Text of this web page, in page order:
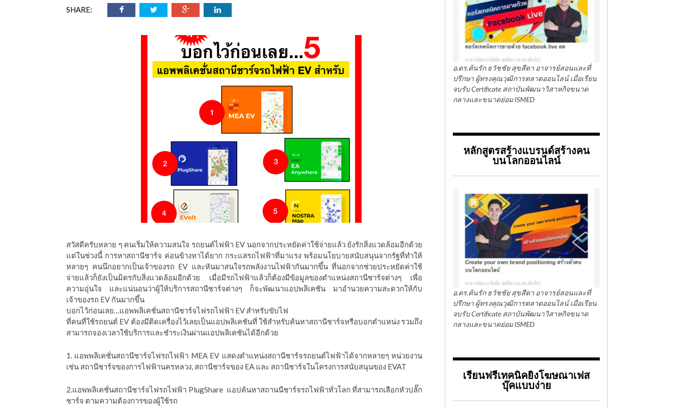
SHARE:
สวัสดีครับหลาย ๆ คนเริ่มให้ความสนใจ รถยนต์ไฟฟ้า EV นอกจากประหยัดค่าใช้จ่ายแล้ว ยังรักสิ่งแวดล้อมอีกด้วย
แต่ในช่วงนี้ การหาสถานีชาร์จ ค่อนข้างหาได้ยาก กระแสรถไฟฟ้าที่มาแรง พร้อมนโยบายสนับสนุนจากรัฐที่ทำให้
หลายๆ คนนึกอยากเป็นเจ้าของรถ EV และหันมาสนใจรถพลังงานไฟฟ้ากันมากขึ้น ที่นอกจากช่วยประหยัดค่าใช้
จ่ายแล้วก็ยังเป็นมิตรกับสิ่งแวดล้อมอีกด้วย เมื่อมีรถไฟฟ้าแล้วก็ต้องมีข้อมูลของตำแหน่งสถานีชาร์จต่างๆ เพื่อ
ความอุ่นใจ และแน่นอนว่าผู้ให้บริการสถานีชาร์จต่างๆ ก็จะพัฒนาแอปพลิเคชัน มาอำนวยความสะดวกให้กับ
เจ้าของรถ EV กันมากขึ้น
บอกไว้ก่อนเลย…แอพพลิเคชั่นสถานีชาร์จไฟรถไฟฟ้า EV สำหรับขับไฟ
ที่คนที่ใช้รถยนต์ EV ต้องมีติดเครื่องไว้เลยเป็นแอปพลิเคชันที่ ใช้สำหรับค้นหาสถานีชาร์จหรือบอกตำแหน่ง รวมถึง
สามารถจองเวลาใช้บริการและชำระเงินผ่านแอปพลิเคชันได้อีกด้วย
1. แอพพลิเคชั่นสถานีชาร์จไฟรถไฟฟ้า MEA EV แสดงตำแหน่งสถานีชาร์จรถยนต์ไฟฟ้าได้จากหลายๆ หน่วยงาน
เช่น สถานีชาร์จของการไฟฟ้านครหลวง, สถานีชาร์จของ EA และ สถานีชาร์จในโครงการสนับสนุนของ EVAT
2.แอพพลิเคชั่นสถานีชาร์จไฟรถไฟฟ้า PlugShare แอปค้นหาสถานนีชาร์จรถไฟฟ้าทั่วโลก ที่สามารถเลือกหัวปลั๊ก
ชาร์จ ตามความต้องการของผู้ใช้รถ
อ.ดร.ต้นรัก ธวัชชัย สุขสีดา อาจารย์สอนและที่
ปรึกษา ผู้ทรงคุณวุฒิการตลาดออนไลน์ เมื่อเรียน
จบรับ Certificate สถาบันพัฒนาวิสาหกิจขนาด
กลางและขนาดย่อม ISMED
หลักสูตรสร้างแบรนด์สร้างคน
บนโลกออนไลน์
อ.ดร.ต้นรัก ธวัชชัย สุขสีดา อาจารย์สอนและที่
ปรึกษา ผู้ทรงคุณวุฒิการตลาดออนไลน์ เมื่อเรียน
จบรับ Certificate สถาบันพัฒนาวิสาหกิจขนาด
กลางและขนาดย่อม ISMED
เรียนฟรีเทคนิคยิงโฆษณาเฟส
บุ๊คแบบง่าย